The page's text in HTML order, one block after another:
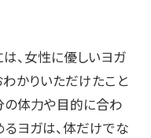
、女性に優しいヨガ
かりいただけたこと
の体力や目的に合わ
ヨガは、体だけでな